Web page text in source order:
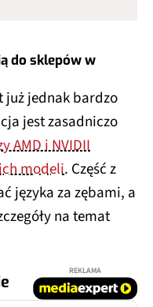
do sklepów w
już jednak bardzo
jest zasadniczo
AMD i NVIDII
modeli. Część z
języka za zębami, a
na temat
REKLAMA